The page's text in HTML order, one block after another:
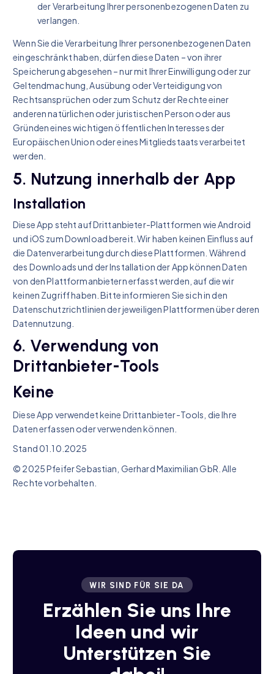
der Verarbeitung Ihrer personenbezogenen Daten zu
verlangen.
Wenn Sie die Verarbeitung Ihrer personenbezogenen Daten
eingeschränkt haben, dürfen diese Daten – von ihrer
Speicherung abgesehen – nur mit Ihrer Einwilligung oder zur
Geltendmachung, Ausübung oder Verteidigung von
Rechtsansprüchen oder zum Schutz der Rechte einer
anderen natürlichen oder juristischen Person oder aus
Gründen eines wichtigen öffentlichen Interesses der
Europäischen Union oder eines Mitgliedstaats verarbeitet
werden.
5. Nutzung innerhalb der App
Installation
Diese App steht auf Drittanbieter-Plattformen wie Android
und iOS zum Download bereit. Wir haben keinen Einfluss auf
die Datenverarbeitung durch diese Plattformen. Während
des Downloads und der Installation der App können Daten
von den Plattformanbietern erfasst werden, auf die wir
keinen Zugriff haben. Bitte informieren Sie sich in den
Datenschutzrichtlinien der jeweiligen Plattformen über deren
Datennutzung.
6. Verwendung von
Drittanbieter-Tools
Keine
Diese App verwendet keine Drittanbieter-Tools, die Ihre
Daten erfassen oder verwenden können.
Stand 01.10.2025
© 2025 Pfeifer Sebastian, Gerhard Maximilian GbR. Alle
Rechte vorbehalten.
WIR SIND FÜR SIE DA
Erzählen Sie uns Ihre
Ideen und wir
Unterstützen Sie